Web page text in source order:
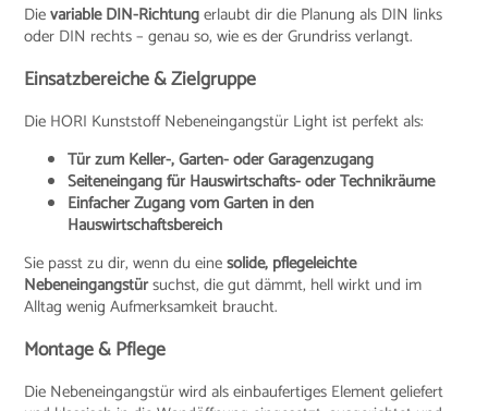
Dievariable DIN-Richtungerlaubt dir die Planung als DIN links
oder DIN rechts – genau so, wie es der Grundriss verlangt.
Einsatzbereiche & Zielgruppe
Die HORI Kunststoff Nebeneingangstür Light ist perfekt als:
Tür zum Keller-, Garten- oder Garagenzugang
Seiteneingang für Hauswirtschafts- oder Technikräume
Einfacher Zugang vom Garten in den
Hauswirtschaftsbereich
Sie passt zu dir, wenn du einesolide, pflegeleichte
Nebeneingangstürsuchst, die gut dämmt, hell wirkt und im
Alltag wenig Aufmerksamkeit braucht.
Montage & Pflege
Die Nebeneingangstür wird als einbaufertiges Element geliefert